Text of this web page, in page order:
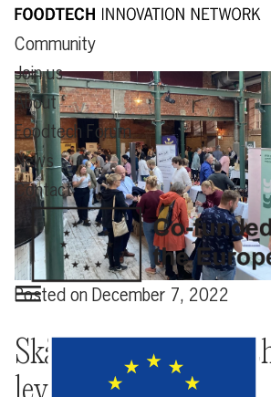
Community
Join us
About
Foodtech Forum
News
Contact
Posted on December 7, 2022
Skånsk innovation
leverantörer leder